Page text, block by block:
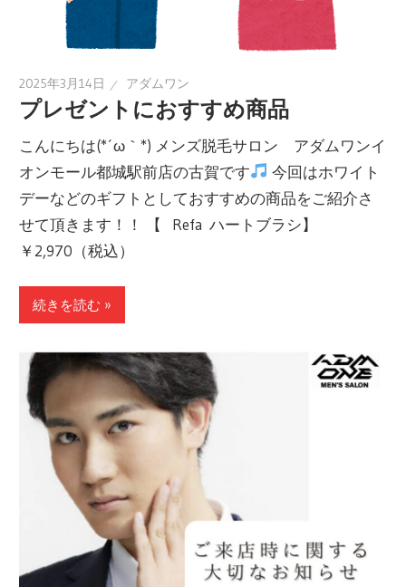
2025年3月14日 アダムワン
プレゼントにおすすめ商品
こんにちは(*´ω｀*) メンズ脱毛サロン アダムワンイ
オンモール都城駅前店の古賀です
今回はホワイト
デーなどのギフトとしておすすめの商品をご紹介さ
せて頂きます！！ 【⠀Refa ハートブラシ】
￥2,970（税込）
続きを読む »